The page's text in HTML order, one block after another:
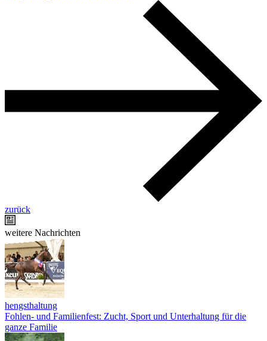
zurück
weitere Nachrichten
hengsthaltung
Fohlen- und Familienfest: Zucht, Sport und Unterhaltung für die
ganze Familie